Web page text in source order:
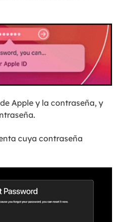
Apple y la contraseña, y
cuya contraseña